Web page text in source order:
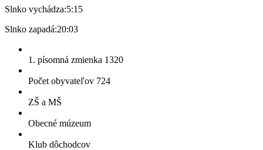
Slnko vychádza:5:15
Slnko zapadá:20:03
1. písomná zmienka 1320
Počet obyvateľov 724
ZŠ a MŠ
Obecné múzeum
Klub dôchodcov